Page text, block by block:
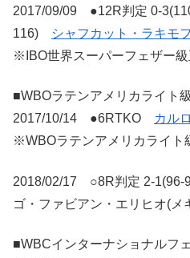
2017/09/09 ●12R判定 0-
116)
シャフカット・ラキモ
※IBO世界スーパーフェザー
■WBOラテンアメリカライト
2017/10/14 ●6RTKO
カル
※WBOラテンアメリカライト
2018/02/17 ○8R判定 2-
ゴ・ファビアン・エリヒオ(メ
■WBCインターナショナルフ